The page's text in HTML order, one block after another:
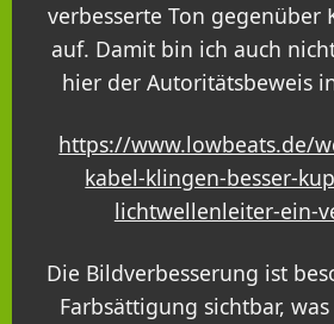
verbesserte Ton gegenüber
auf. Damit bin ich auch
hier der Autoritätsbeweis
https://www.lowbeats.de/
kabel-klingen-besser-
lichtwellenleiter-ein-
Die Bildverbesserung ist
Farbsättigung sichtbar,